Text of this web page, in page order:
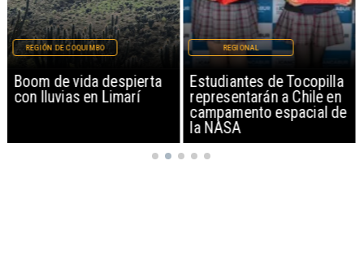
Boom de vida despierta
con lluvias en Limarí
REGIÓN DE COQUIMBO
Estudiantes de Tocopilla
representarán a Chile en
campamento espacial de
la NASA
REGIONAL